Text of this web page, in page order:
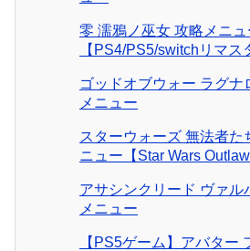
零 濡鴉ノ巫女 攻略メニュ
【PS4/PS5/switchリマス
ゴッドオブウォー ラグナ
メニュー
スターウォーズ 無法者た
ニュー【Star Wars
アサシンクリード ヴァル
メニュー
【PS5ゲーム】アバター